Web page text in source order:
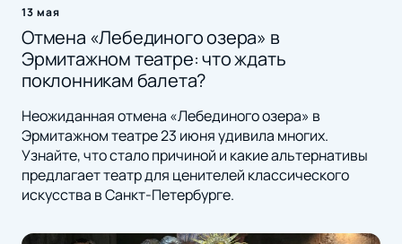
13 мая
Отмена «Лебединого озера» в
Эрмитажном театре: что ждать
поклонникам балета?
Неожиданная отмена «Лебединого озера» в
Эрмитажном театре 23 июня удивила многих.
Узнайте, что стало причиной и какие альтернативы
предлагает театр для ценителей классического
искусства в Санкт-Петербурге.